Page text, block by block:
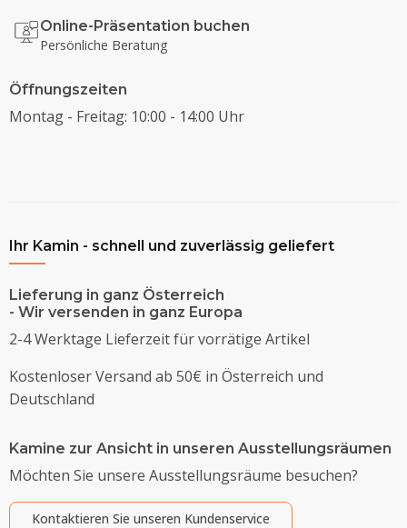
Online-Präsentation buchen
Persönliche Beratung
Öffnungszeiten
Montag - Freitag: 10:00 - 14:00 Uhr
Ihr Kamin - schnell und zuverlässig geliefert
Lieferung in ganz Österreich
- Wir versenden in ganz Europa
2-4 Werktage Lieferzeit für vorrätige Artikel
Kostenloser Versand ab 50€ in Österreich und
Deutschland
Kamine zur Ansicht in unseren Ausstellungsräumen
Möchten Sie unsere Ausstellungsräume besuchen?
Kontaktieren Sie unseren Kundenservice